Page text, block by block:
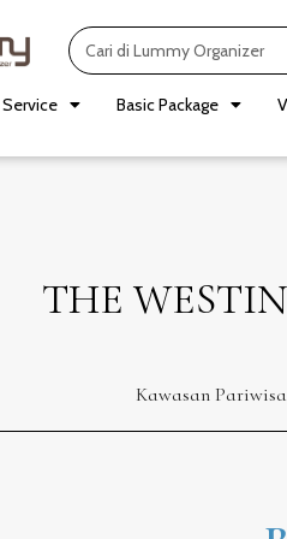
Search
Service Basic Package
THE
Kawasan